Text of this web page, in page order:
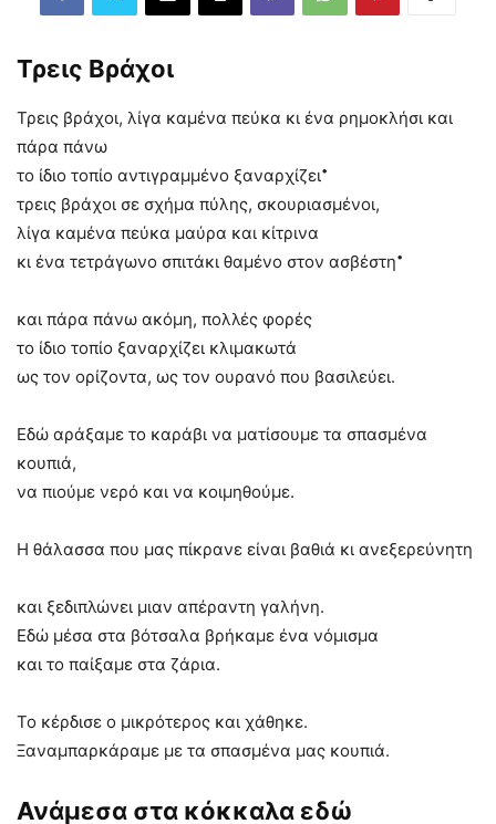
Τρεις Βράχοι
Τρεις βράχοι, λίγα καμένα πεύκα κι ένα ρημοκλήσι και
πάρα πάνω
το ίδιο τοπίο αντιγραμμένο ξαναρχίζει•
τρεις βράχοι σε σχήμα πύλης, σκουριασμένοι,
λίγα καμένα πεύκα μαύρα και κίτρινα
κι ένα τετράγωνο σπιτάκι θαμένο στον ασβέστη•
και πάρα πάνω ακόμη, πολλές φορές
το ίδιο τοπίο ξαναρχίζει κλιμακωτά
ως τον ορίζοντα, ως τον ουρανό που βασιλεύει.
Εδώ αράξαμε το καράβι να ματίσουμε τα σπασμένα
κουπιά,
να πιούμε νερό και να κοιμηθούμε.
Η θάλασσα που μας πίκρανε είναι βαθιά κι ανεξερεύνητη
και ξεδιπλώνει μιαν απέραντη γαλήνη.
Εδώ μέσα στα βότσαλα βρήκαμε ένα νόμισμα
και το παίξαμε στα ζάρια.
Το κέρδισε ο μικρότερος και χάθηκε.
Ξαναμπαρκάραμε με τα σπασμένα μας κουπιά.
Ανάμεσα στα κόκκαλα εδώ